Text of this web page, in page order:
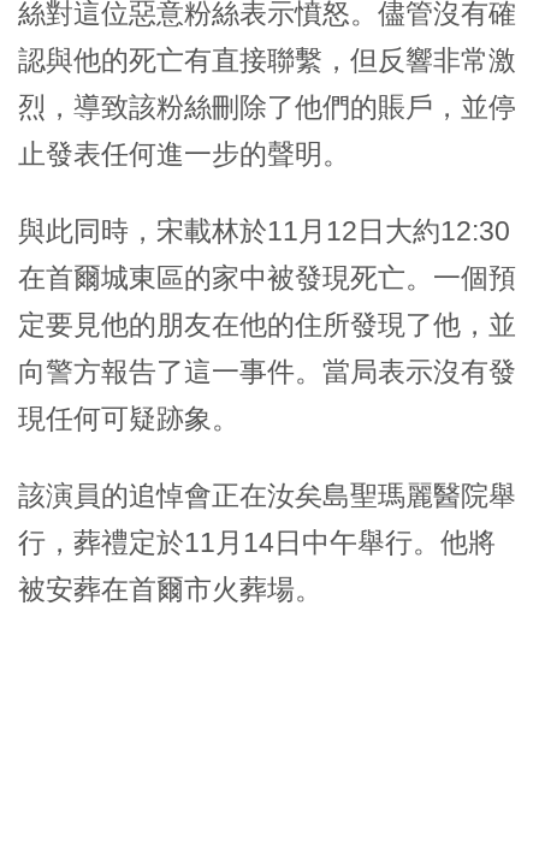
絲對這位惡意粉絲表示憤怒。儘管沒有確
認與他的死亡有直接聯繫，但反響非常激
烈，導致該粉絲刪除了他們的賬戶，並停
止發表任何進一步的聲明。
與此同時，宋載林於11月12日大約12:30
在首爾城東區的家中被發現死亡。一個預
定要見他的朋友在他的住所發現了他，並
向警方報告了這一事件。當局表示沒有發
現任何可疑跡象。
該演員的追悼會正在汝矣島聖瑪麗醫院舉
行，葬禮定於11月14日中午舉行。他將
被安葬在首爾市火葬場。